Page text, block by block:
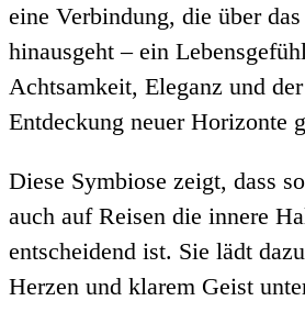
eine Verbindung, die über
hinausgeht – ein
Achtsamkeit, Eleganz und
Entdeckung neuer Horizonte
Diese Symbiose zeigt, dass
auch auf Reisen die innere
entscheidend ist. Sie lädt
Herzen und klarem Geist